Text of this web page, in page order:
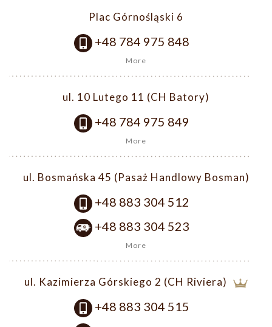
Plac Górnośląski 6
+48 784 975 848
More
ul. 10 Lutego 11 (CH Batory)
+48 784 975 849
More
ul. Bosmańska 45 (Pasaż Handlowy Bosman)
+48 883 304 512
+48 883 304 523
More
ul. Kazimierza Górskiego 2 (CH Riviera)
+48 883 304 515